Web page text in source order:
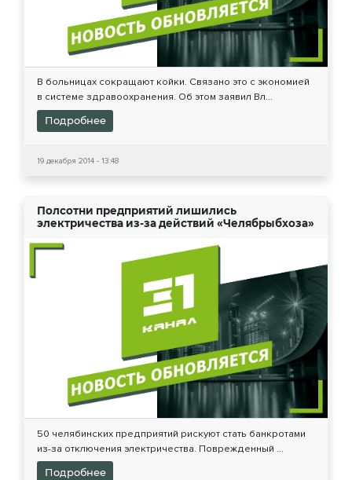
В больницах сокращают койки. Связано это с экономией
в системе здравоохранения. Об этом заявил Вл...
Подробнее
19 декабря 2014 - 13:48
Полсотни предприятий лишились
электричества из-за действий «Челябрыбхоза»
50 челябинских предприятий рискуют стать банкротами
из-за отключения электричества. Поврежденный ...
Подробнее